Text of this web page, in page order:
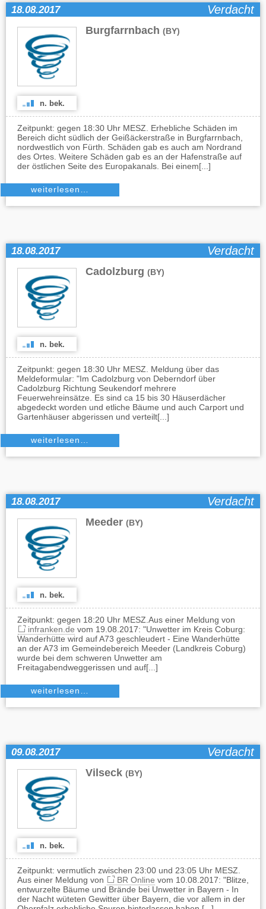
18.08.2017 Verdacht
Burgfarrnbach (BY)
n. bek.
Zeitpunkt: gegen 18:30 Uhr MESZ. Erhebliche Schäden im
Bereich dicht südlich der Geißäckerstraße in Burgfarrnbach,
nordwestlich von Fürth. Schäden gab es auch am Nordrand
des Ortes. Weitere Schäden gab es an der Hafenstraße auf
der östlichen Seite des Europakanals. Bei einem[...]
weiterlesen…
18.08.2017 Verdacht
Cadolzburg (BY)
n. bek.
Zeitpunkt: gegen 18:30 Uhr MESZ. Meldung über das
Meldeformular: "Im Cadolzburg von Deberndorf über
Cadolzburg Richtung Seukendorf mehrere
Feuerwehreinsätze. Es sind ca 15 bis 30 Häuserdächer
abgedeckt worden und etliche Bäume und auch Carport und
Gartenhäuser abgerissen und verteilt[...]
weiterlesen…
18.08.2017 Verdacht
Meeder (BY)
n. bek.
Zeitpunkt: gegen 18:20 Uhr MESZ.Aus einer Meldung von
infranken.de vom 19.08.2017: "Unwetter im Kreis Coburg:
Wanderhütte wird auf A73 geschleudert - Eine Wanderhütte
an der A73 im Gemeindebereich Meeder (Landkreis Coburg)
wurde bei dem schweren Unwetter am
Freitagabendweggerissen und auf[...]
weiterlesen…
09.08.2017 Verdacht
Vilseck (BY)
n. bek.
Zeitpunkt: vermutlich zwischen 23:00 und 23:05 Uhr MESZ.
Aus einer Meldung von
BR Online vom 10.08.2017: "Blitze,
entwurzelte Bäume und Brände bei Unwetter in Bayern - In
der Nacht wüteten Gewitter über Bayern, die vor allem in der